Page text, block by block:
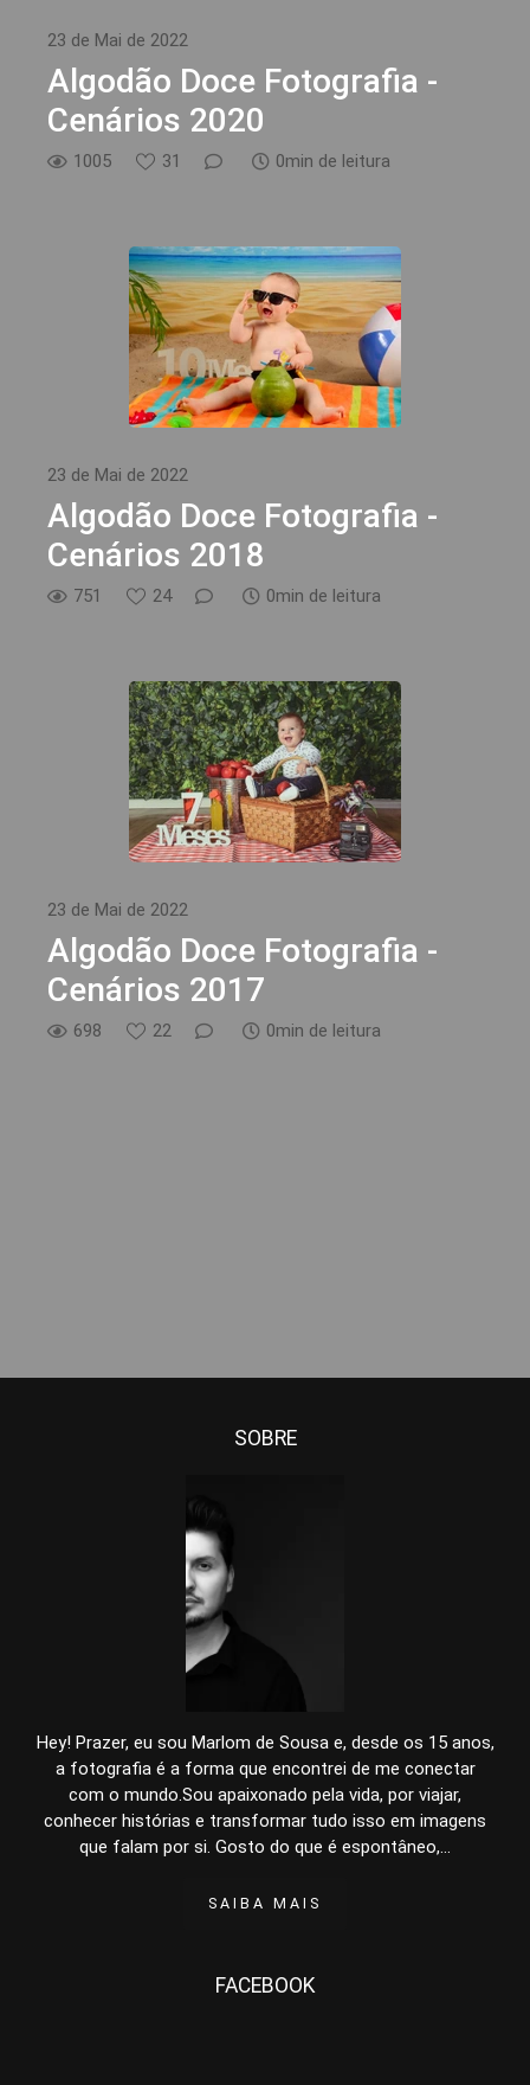
23 de Mai de 2022
Algodão Doce Fotografia -
Cenários 2020
1005 31 0min de leitura
23 de Mai de 2022
Algodão Doce Fotografia -
Cenários 2018
751 24 0min de leitura
23 de Mai de 2022
Algodão Doce Fotografia -
Cenários 2017
698 22 0min de leitura
SOBRE
Hey! Prazer, eu sou Marlom de Sousa e, desde os 15 anos,
a fotografia é a forma que encontrei de me conectar
com o mundo.Sou apaixonado pela vida, por viajar,
conhecer histórias e transformar tudo isso em imagens
que falam por si. Gosto do que é espontâneo,...
SAIBA MAIS
FACEBOOK